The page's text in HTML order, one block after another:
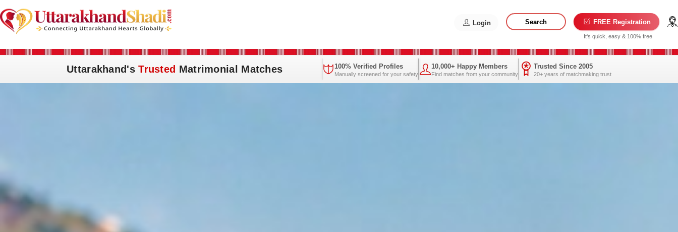
Login Search FREE Registration
It's quick, easy & 100% free
Uttarakhand'sTrusted Matrimonial Matches 100% Verified Profiles
Manually screened for your safety
10,000+ Happy Members
Find matches from your community
Trusted Since 2005
20+ years of matchmaking trust